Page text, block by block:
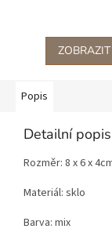
Popis
Detailní
Rozměr: 8 x 6 x
Materiál: sklo
Barva: mix